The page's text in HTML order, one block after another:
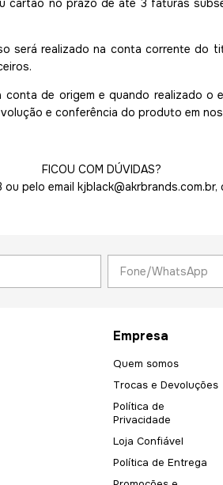
no prazo de até 3 faturas
será realizado na conta corrente do
de origem e quando realizado
e conferência do produto em
FICOU COM DÚVIDAS?
pelo email kjblack@akrbrands.com.br,
Empresa
Quem somos
Trocas e Devoluções
Política de
Privacidade
Loja Confiável
Política de Entrega